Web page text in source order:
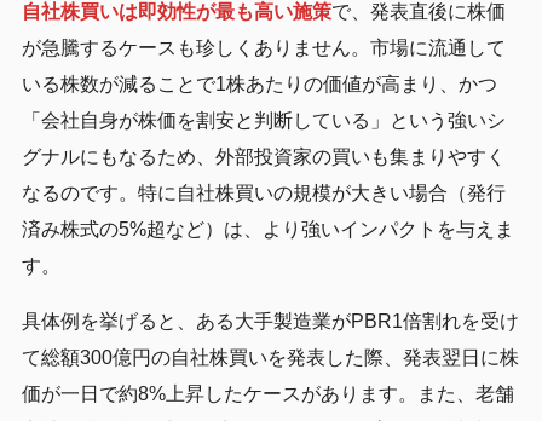
自社株買いは即効性が最も高い施策で、発表直後に株価
が急騰するケースも珍しくありません。市場に流通して
いる株数が減ることで1株あたりの価値が高まり、かつ
「会社自身が株価を割安と判断している」という強いシ
グナルにもなるため、外部投資家の買いも集まりやすく
なるのです。特に自社株買いの規模が大きい場合（発行
済み株式の5%超など）は、より強いインパクトを与えま
す。
具体例を挙げると、ある大手製造業がPBR1倍割れを受け
て総額300億円の自社株買いを発表した際、発表翌日に株
価が一日で約8%上昇したケースがあります。また、老舗